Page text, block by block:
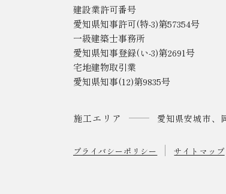
建設業許可番号
愛知県知事許可(特-3)第57354号
一級建築士事務所
愛知県知事登録(い-3)第2691号
宅地建物取引業
愛知県知事(12)第9835号
施工エリア 愛知県安城市、
プライバシーポリシー サイトマップ